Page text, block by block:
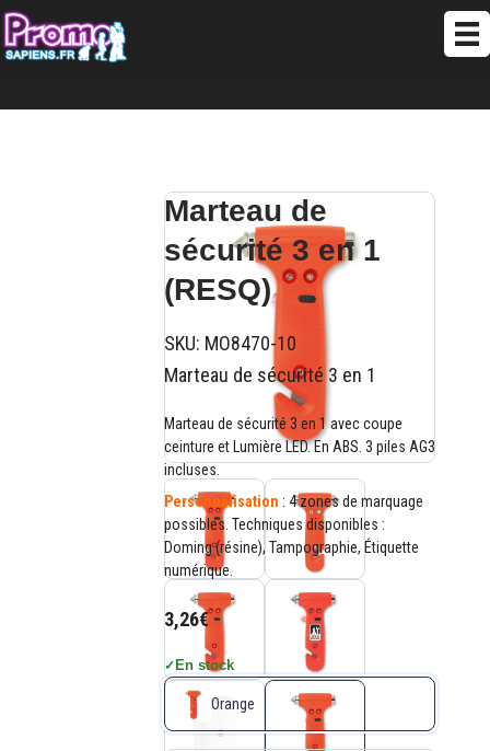
Marteau de
sécurité 3 en 1
(RESQ)
SKU: MO8470-10
Marteau de sécurité 3 en 1
Marteau de sécurité 3 en 1 avec coupe
ceinture et Lumière LED. En ABS. 3 piles AG3
incluses.
Personnalisation : 4 zones de marquage
possibles. Techniques disponibles :
Doming (résine), Tampographie, Étiquette
numérique.
3,26€
✓ En stock
Orange